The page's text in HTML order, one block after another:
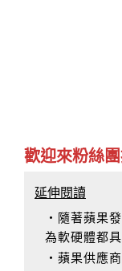
歡迎來粉絲團
延伸閱讀
‧隨著蘋果
為軟硬體都
‧蘋果供應